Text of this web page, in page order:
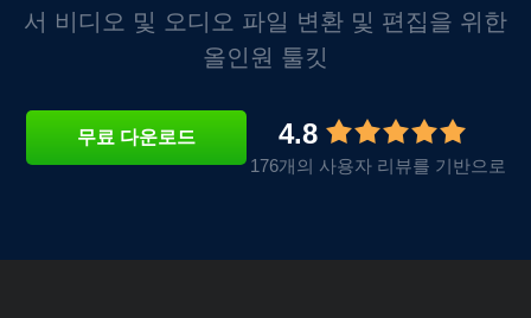
서 비디오 및 오디오 파일 변환 및 편집을 위한
올인원 툴킷
무료 다운로드 4.8
176개의 사용자 리뷰를 기반으로